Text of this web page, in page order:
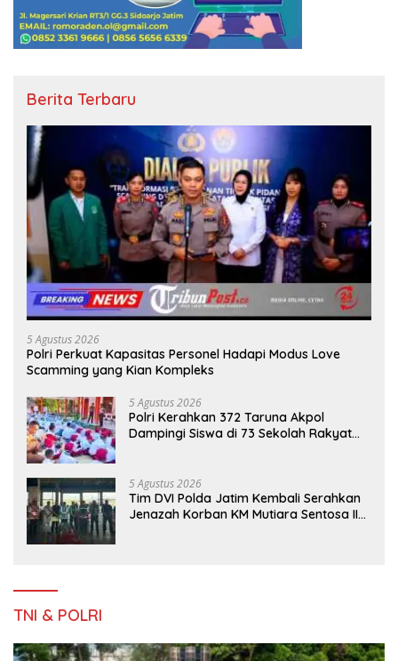
Berita Terbaru
5 Agustus 2026
Polri Perkuat Kapasitas Personel Hadapi Modus Love
Scamming yang Kian Kompleks
5 Agustus 2026
Polri Kerahkan 372 Taruna Akpol
Dampingi Siswa di 73 Sekolah Rakyat
5 Agustus 2026
Tim DVI Polda Jatim Kembali Serahkan
Jenazah Korban KM Mutiara Sentosa II
TNI & POLRI